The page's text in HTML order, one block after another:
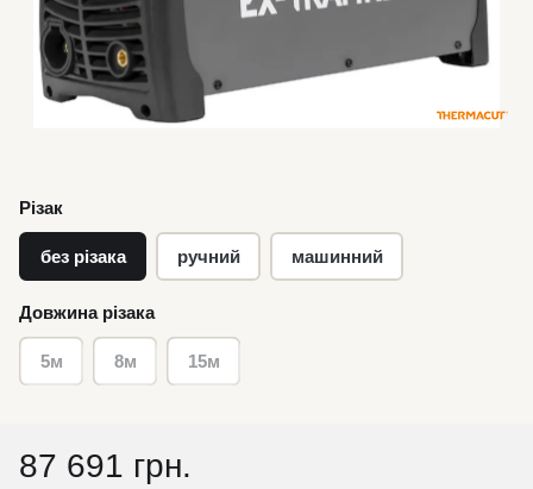
Різак
без різака ручний машинний
Довжина різака
5м 8м 15м
87 691 грн.